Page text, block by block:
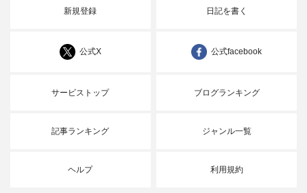
新規登録 日記を書く
公式X 公式facebook
サービストップ ブログランキング
記事ランキング ジャンル一覧
ヘルプ 利用規約